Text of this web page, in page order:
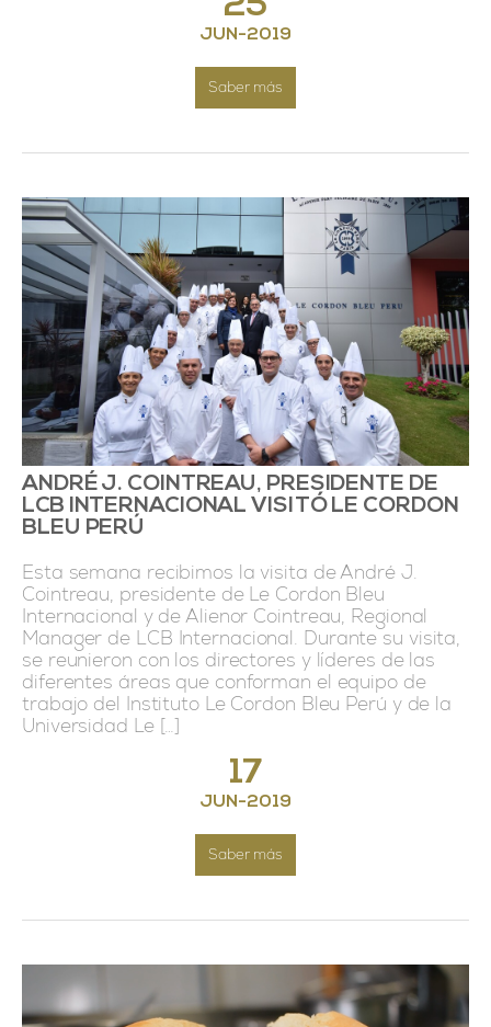
25
JUN-2019
Saber más
17
JUN-2019
Saber más
ANDRÉ J. COINTREAU, PRESIDENTE DE
LCB INTERNACIONAL VISITÓ LE CORDON
BLEU PERÚ
Esta semana recibimos la visita de André J.
Cointreau, presidente de Le Cordon Bleu
Internacional y de Alienor Cointreau, Regional
Manager de LCB Internacional. Durante su visita,
se reunieron con los directores y líderes de las
diferentes áreas que conforman el equipo de
trabajo del Instituto Le Cordon Bleu Perú y de la
Universidad Le […]